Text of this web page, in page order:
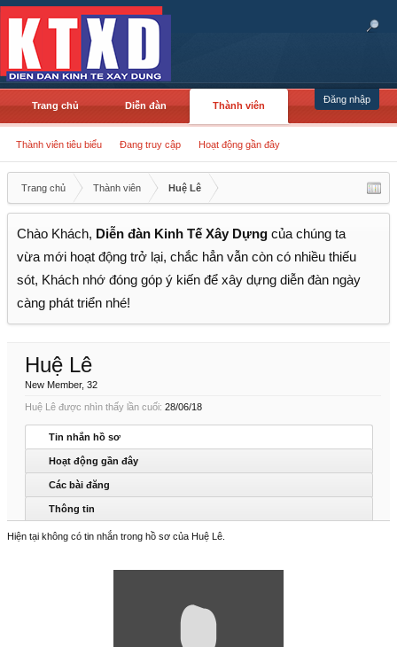
Đăng nhập
Trang chủ Diễn đàn Thành viên
Thành viên tiêu biểu Đang truy cập Hoạt động gần đây
Trang chủ Thành viên Huệ Lê
Chào Khách, Diễn đàn Kinh Tế Xây Dựng của chúng ta
vừa mới hoạt động trở lại, chắc hẳn vẫn còn có nhiều thiếu
sót, Khách nhớ đóng góp ý kiến để xây dựng diễn đàn ngày
càng phát triển nhé!
Huệ Lê
New Member, 32
Huệ Lê được nhìn thấy lần cuối: 28/06/18
Tin nhắn hồ sơ
Hoạt động gần đây
Các bài đăng
Thông tin
Hiện tại không có tin nhắn trong hồ sơ của Huệ Lê.